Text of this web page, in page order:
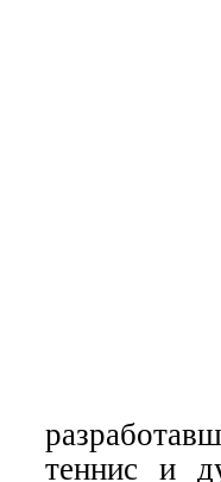
теннис и